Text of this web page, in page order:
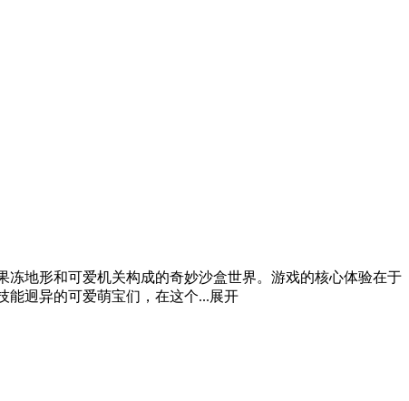
冻地形和可爱机关构成的奇妙沙盒世界。游戏的核心体验在于
能迥异的可爱萌宝们，在这个...展开